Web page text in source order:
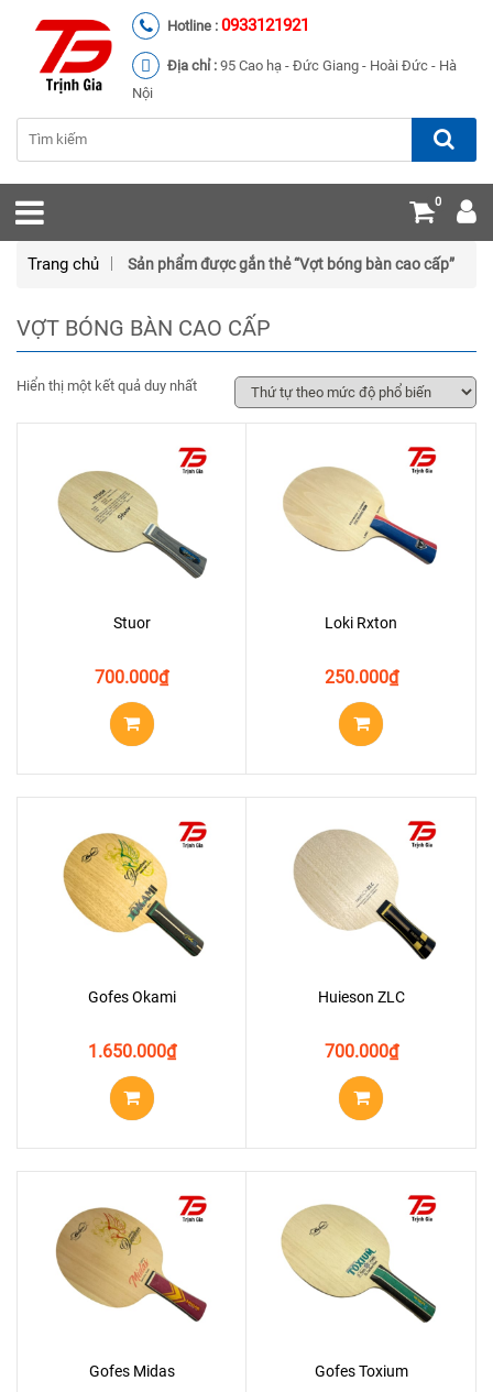
Hotline : 0933121921
Địa chỉ : 95 Cao hạ - Đức Giang - Hoài Đức - Hà
Nội
0
Trang chủ Sản phẩm được gắn thẻ “Vợt bóng bàn cao cấp”
VỢT BÓNG BÀN CAO CẤP
Hiển thị một kết quả duy nhất
Stuor
₫
700.000
Loki Rxton
₫
250.000
Gofes Okami
₫
1.650.000
Huieson ZLC
₫
700.000
Gofes Midas Gofes Toxium